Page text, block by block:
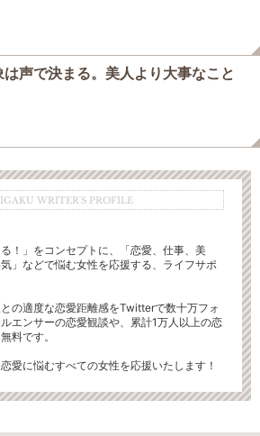
は声で決まる。美人より大事なこと
WRITER'S PROFILE
る！」をコンセプトに、「恋愛、仕事、美
」などで悩む女性を応援する、ライフサポ
の適度な恋愛距離感をTwitterで数十万フォ
エンサーの恋愛観談や、累計1万人以上の恋
料です。
愛に悩むすべての女性を応援いたします！